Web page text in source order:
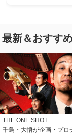
最新＆おすす
THE ONE SHOT
千鳥・大悟が企画・プロ